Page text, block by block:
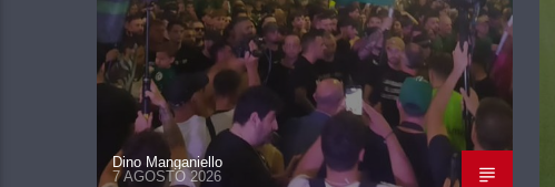
Dino Manganiello
7 AGOSTO 2026